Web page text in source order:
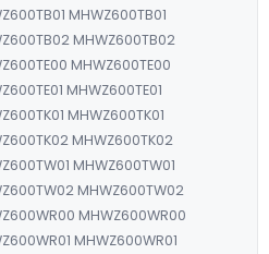
MHWZ600TB01
MHWZ600TB02
MHWZ600TE00
MHWZ600TE01
MHWZ600TK01
MHWZ600TK02
MHWZ600TW01
MHWZ600TW02
MHWZ600WR00
MHWZ600WR01